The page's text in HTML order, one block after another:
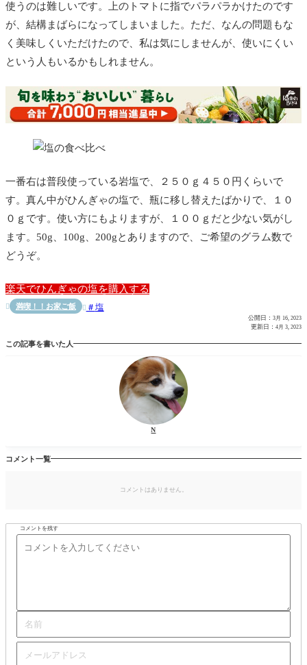
使うのは難しいです。上のトマトに指でパラパラかけたのです
が、結構まばらになってしまいました。ただ、なんの問題もな
く美味しくいただけたので、私は気にしませんが、使いにくい
という人もいるかもしれません。
一番右は普段使っている岩塩で、２５０ｇ４５０円くらいで
す。真ん中がひんぎゃの塩で、瓶に移し替えたばかりで、１０
０ｇです。使い方にもよりますが、１００ｇだと少ない気がし
ます。50g、100g、200gとありますので、ご希望のグラム数で
どうぞ。
楽天でひんぎゃの塩を購入する
 満喫！！お家ご飯  塩
公開日： 3月 16, 2023
更新日： 4月 3, 2023
この記事を書いた人
N
コメント一覧
コメントはありません。
コメントを残す